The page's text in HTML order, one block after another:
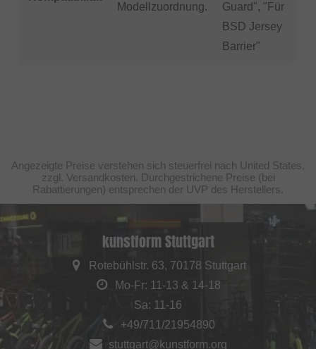
Modellzuordnung.
Guard", "Für
BSD Jersey
Barrier"
Angezeigte Preise verstehen sich steuerfrei nach United States,
zzgl. Versandkosten. Durchgestrichene Preise (bei
Rabattierungen) entsprechen der UVP des Herstellers.
kunstform Stuttgart
Rotebühlstr. 63, 70178 Stuttgart
Mo-Fr: 11-13 & 14-18
Sa: 11-16
+49/711/21954890
stuttgart@kunstform.org